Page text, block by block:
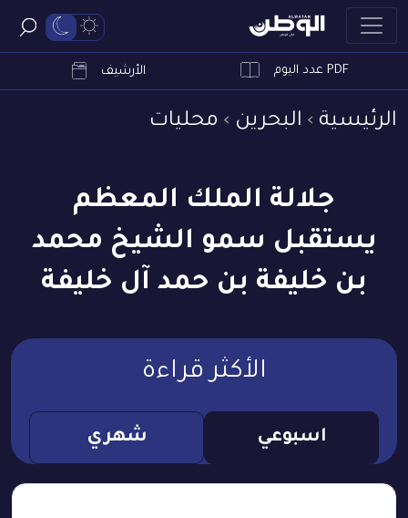
PDF عدد اليوم الأرشيف
الرئيسية البحرين محليات
جلالة الملك المعظم
يستقبل سمو الشيخ محمد
بن خليفة بن حمد آل خليفة
الأكثر قراءة
اسبوعي شهري